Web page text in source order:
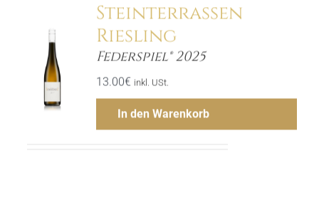
Steinterrassen
Riesling
Federspiel® 2025
13.00€ inkl. USt.
In den Warenkorb